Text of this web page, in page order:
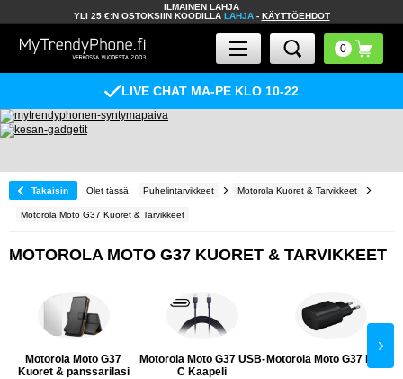
ILMAINEN LAHJA
YLI 25 €:N OSTOKSIIN KOODILLA LAHJA- KÄYTTÖEHDOT
LIVE CHAT MA-PE KLO 10-22
Takaisin Olet tässä: Puhelintarvikkeet Motorola Kuoret & Tarvikkeet
Motorola Moto G37 Kuoret & Tarvikkeet
MOTOROLA MOTO G37 KUORET & TARVIKKEET
Motorola Moto G37
Kuoret & panssarilasi
Motorola Moto G37 USB-
C Kaapeli
Motorola Moto G37 Laturi